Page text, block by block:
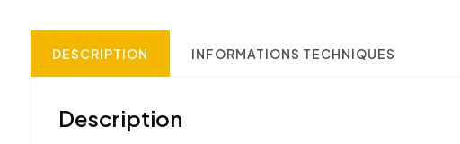
DESCRIPTION INFORMATIONS TECHNIQUES
Description